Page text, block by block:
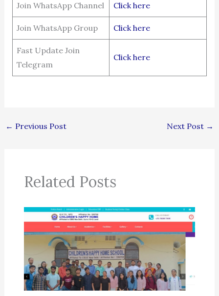
Join WhatsApp Channel Click here
Join WhatsApp Group Click here
Fast Update Join
Telegram
Click here
← Previous Post Next Post →
Related Posts